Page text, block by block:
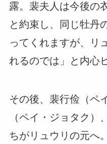
露。裴夫人は今後の
と約束し、同じ牡丹
ってくれますが、リ
れるのでは」と内心
その後、裴行俭（ペ
（ペイ・ジョタク）
ちがリュウリの元へ